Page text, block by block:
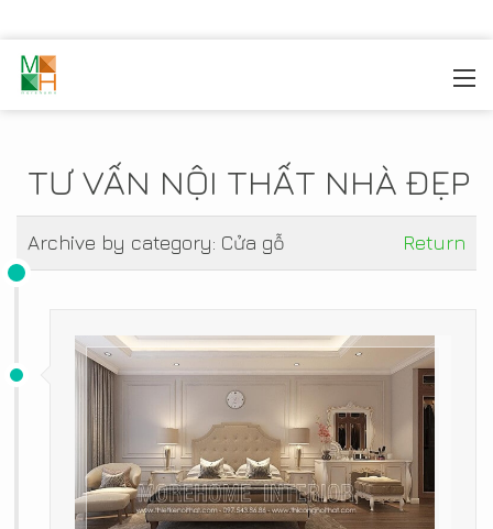
TƯ VẤN NỘI THẤT NHÀ ĐẸP
Archive by category: Cửa gỗ Return